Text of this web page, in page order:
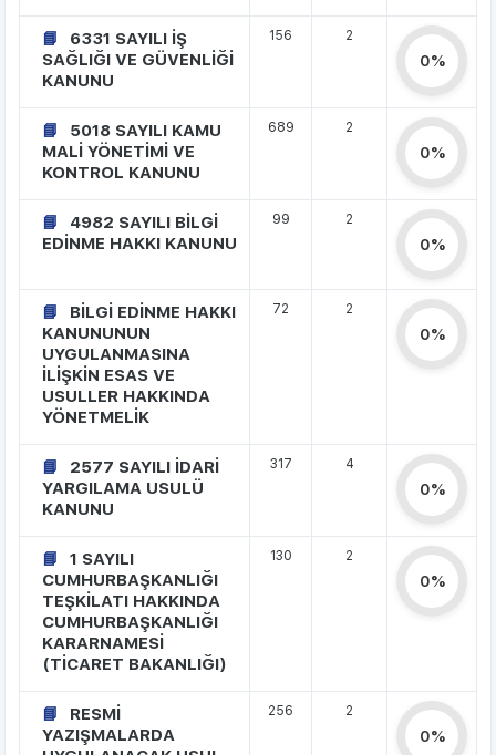
6331 SAYILI İŞ
SAĞLIĞI VE GÜVENLİĞİ
KANUNU
156 2
0%
5018 SAYILI KAMU
MALİ YÖNETİMİ VE
KONTROL KANUNU
689 2
0%
4982 SAYILI BİLGİ
EDİNME HAKKI KANUNU
99 2
0%
BİLGİ EDİNME HAKKI
KANUNUNUN
UYGULANMASINA
İLİŞKİN ESAS VE
USULLER HAKKINDA
YÖNETMELİK
72 2
0%
2577 SAYILI İDARİ
YARGILAMA USULÜ
KANUNU
317 4
0%
1 SAYILI
CUMHURBAŞKANLIĞI
TEŞKİLATI HAKKINDA
CUMHURBAŞKANLIĞI
KARARNAMESİ
(TİCARET BAKANLIĞI)
130 2
0%
RESMİ
YAZIŞMALARDA
256 2
0%